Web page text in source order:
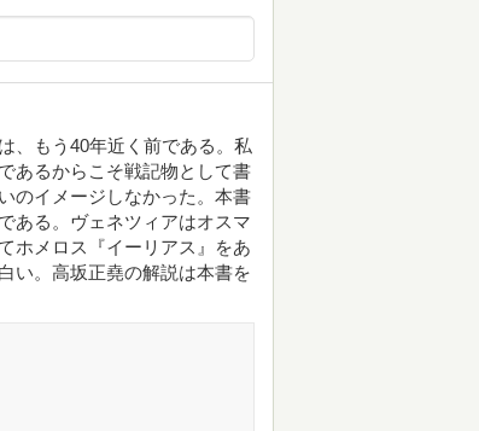
、もう40年近く前である。私
あるからこそ戦記物として書
のイメージしなかった。本書
ある。ヴェネツィアはオスマ
ホメロス『イーリアス』をあ
い。高坂正堯の解説は本書を